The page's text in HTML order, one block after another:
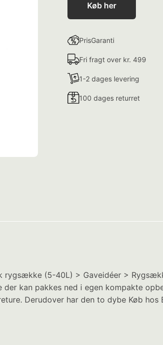
Køb her
PrisGaranti
Fri fragt over kr. 499
1-2 dages levering
100 dages returret
(5-40L) > Gaveidéer >
kan pakkes ned i egen kompakte
Derudover har den to dybe Køb hos